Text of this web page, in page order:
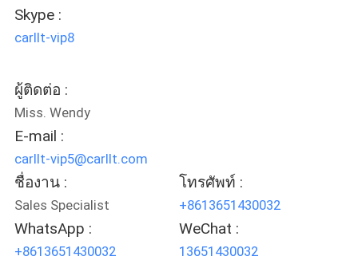
Skype :
carllt-vip8
ผู้ติดต่อ :
Miss. Wendy
E-mail :
carllt-vip5@carllt.com
ชื่องาน :
Sales Specialist
โทรศัพท์ :
+8613651430032
WhatsApp :
+8613651430032
WeChat :
13651430032